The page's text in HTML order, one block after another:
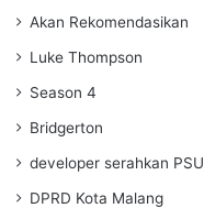
Akan Rekomendasikan
Luke Thompson
Season 4
Bridgerton
developer serahkan PSU
DPRD Kota Malang